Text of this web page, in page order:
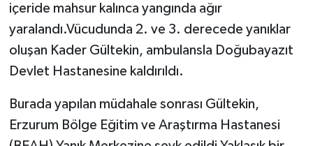
içeride mahsur kalınca yangında ağır
yaralandı.Vücudunda 2. ve 3. derecede yanıklar
oluşan Kader Gültekin, ambulansla Doğubayazıt
Devlet Hastanesine kaldırıldı.
Burada yapılan müdahale sonrası Gültekin,
Erzurum Bölge Eğitim ve Araştırma Hastanesi